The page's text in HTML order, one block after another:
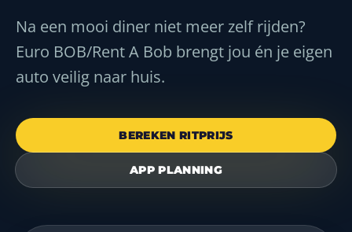
Na een mooi diner niet meer zelf rijden?
Euro BOB/Rent A Bob brengt jou én je eigen
auto veilig naar huis.
BEREKEN RITPRIJS
APP PLANNING